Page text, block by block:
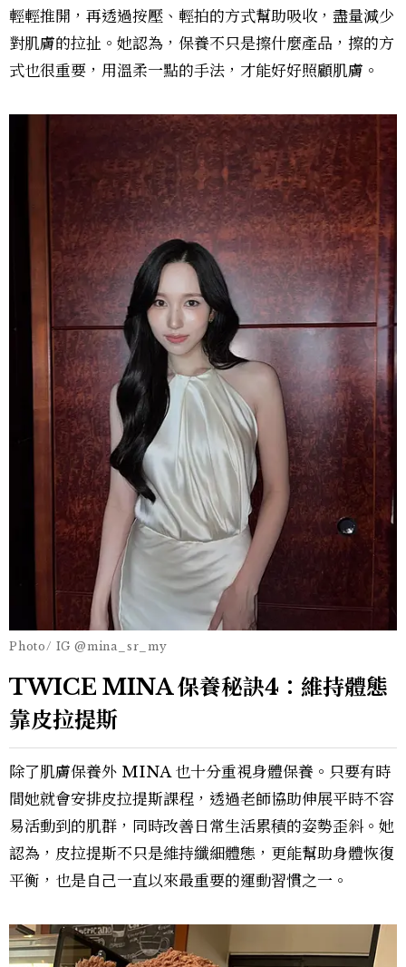
輕輕推開，再透過按壓、輕拍的方式幫助吸收，盡量減少
對肌膚的拉扯。她認為，保養不只是擦什麼產品，擦的方
式也很重要，用溫柔一點的手法，才能好好照顧肌膚。
Photo/ IG @mina_sr_my
TWICE MINA 保養秘訣4：維持體態
靠皮拉提斯
除了肌膚保養外 MINA 也十分重視身體保養。只要有時
間她就會安排皮拉提斯課程，透過老師協助伸展平時不容
易活動到的肌群，同時改善日常生活累積的姿勢歪斜。她
認為，皮拉提斯不只是維持纖細體態，更能幫助身體恢復
平衡，也是自己一直以來最重要的運動習慣之一。